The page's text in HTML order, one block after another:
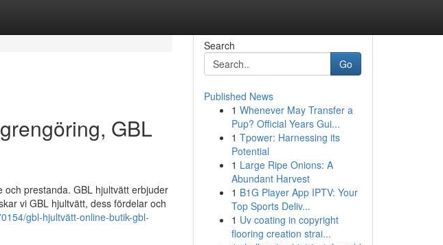
GBL
prestanda. GBL hjultvätt erbjuder
vi GBL hjultvätt, dess fördelar och
gbl-hjultvätt-online-butik-gbl-
Search
Go
Published News
1 Whenever May Transfer a
Pup? Official Years Gui...
1 Tpower: Harnessing its
Potential
1 Large Ripe Onions: A
Abundant Harvest
1 B1G Player App IPTV: Your
Top Sports Deliv...
1 Uv coating in copyright
flooring creation strai...